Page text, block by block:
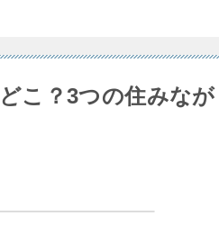
こ？3つの住みなが